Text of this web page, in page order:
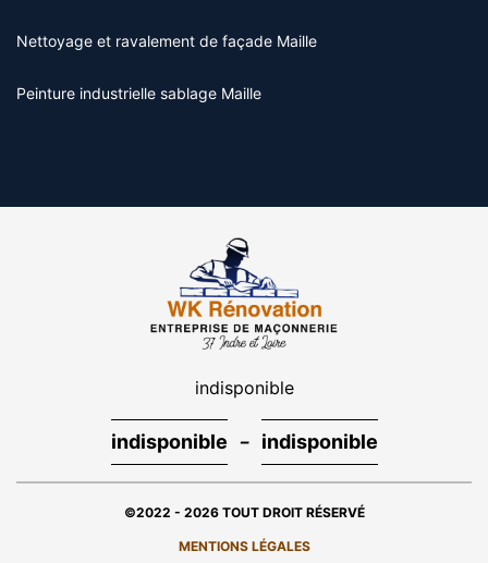
Nettoyage et ravalement de façade Maille
Peinture industrielle sablage Maille
indisponible
indisponible - indisponible
©2022 - 2026 TOUT DROIT RÉSERVÉ
MENTIONS LÉGALES